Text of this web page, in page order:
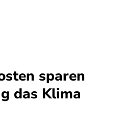
sparen
das Klima